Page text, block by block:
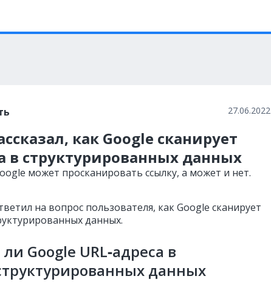
27.06.2022
как Google сканирует
в структурированных данных
может просканировать ссылку, а может и нет.
на вопрос пользователя, как Google сканирует
данных.
Google URL‑адреса в
данных